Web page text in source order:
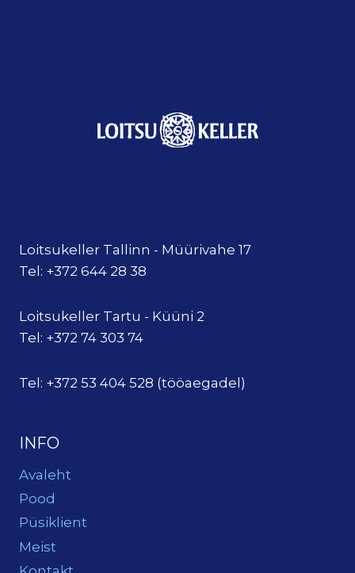
Loitsukeller Tallinn - Müürivahe 17
Tel: +372 644 28 38
Loitsukeller Tartu - Küüni 2
Tel: +372 74 303 74
Tel: +372 53 404 528 (tööaegadel)
INFO
Avaleht
Pood
Püsiklient
Meist